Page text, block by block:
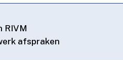
RIVM
afspraken